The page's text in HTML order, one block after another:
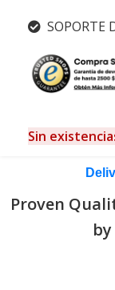
SOPORTE
Sin
Proven